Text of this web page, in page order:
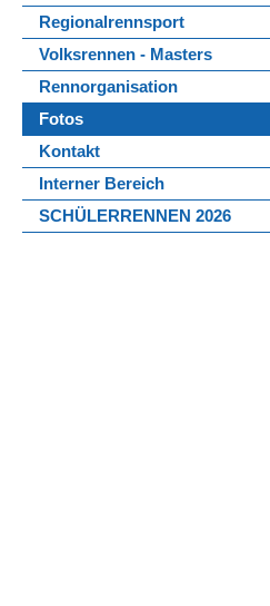
Regionalrennsport
Volksrennen - Masters
Rennorganisation
Fotos
Kontakt
Interner Bereich
SCHÜLERRENNEN 2026